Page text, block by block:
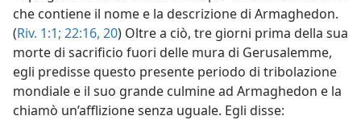
che contiene il nome e la descrizione di Armaghedon.
(Riv. 1:1; 22:16, 20) Oltre a ciò, tre giorni prima della sua
morte di sacrificio fuori delle mura di Gerusalemme,
egli predisse questo presente periodo di tribolazione
mondiale e il suo grande culmine ad Armaghedon e la
chiamò un’afflizione senza uguale. Egli disse: